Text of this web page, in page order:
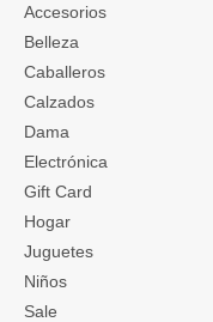
Accesorios
Belleza
Caballeros
Calzados
Dama
Electrónica
Gift Card
Hogar
Juguetes
Niños
Sale